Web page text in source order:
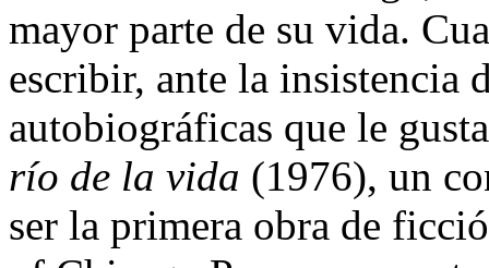
mayor parte de su vida.
escribir, ante la insistencia
autobiográficas que le
río de la vida (1976), un
ser la primera obra de